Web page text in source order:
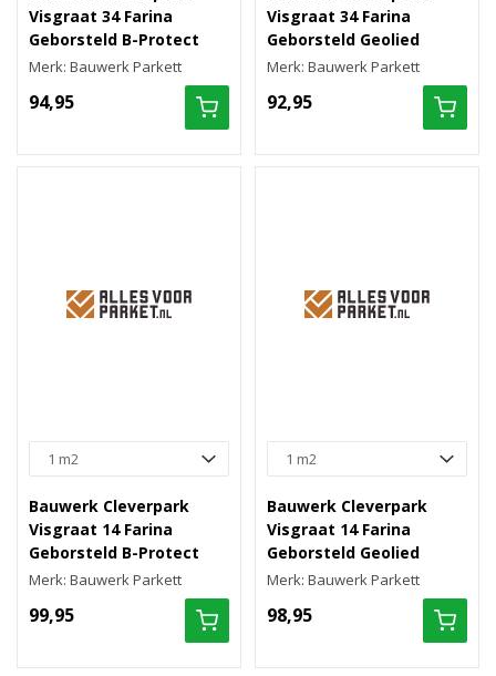
Visgraat 34 Farina
Geborsteld B-Protect
Merk: Bauwerk Parkett
94,95
Visgraat 34 Farina
Geborsteld Geolied
Merk: Bauwerk Parkett
92,95
Bauwerk Cleverpark
Visgraat 14 Farina
Geborsteld B-Protect
Merk: Bauwerk Parkett
99,95
Bauwerk Cleverpark
Visgraat 14 Farina
Geborsteld Geolied
Merk: Bauwerk Parkett
98,95